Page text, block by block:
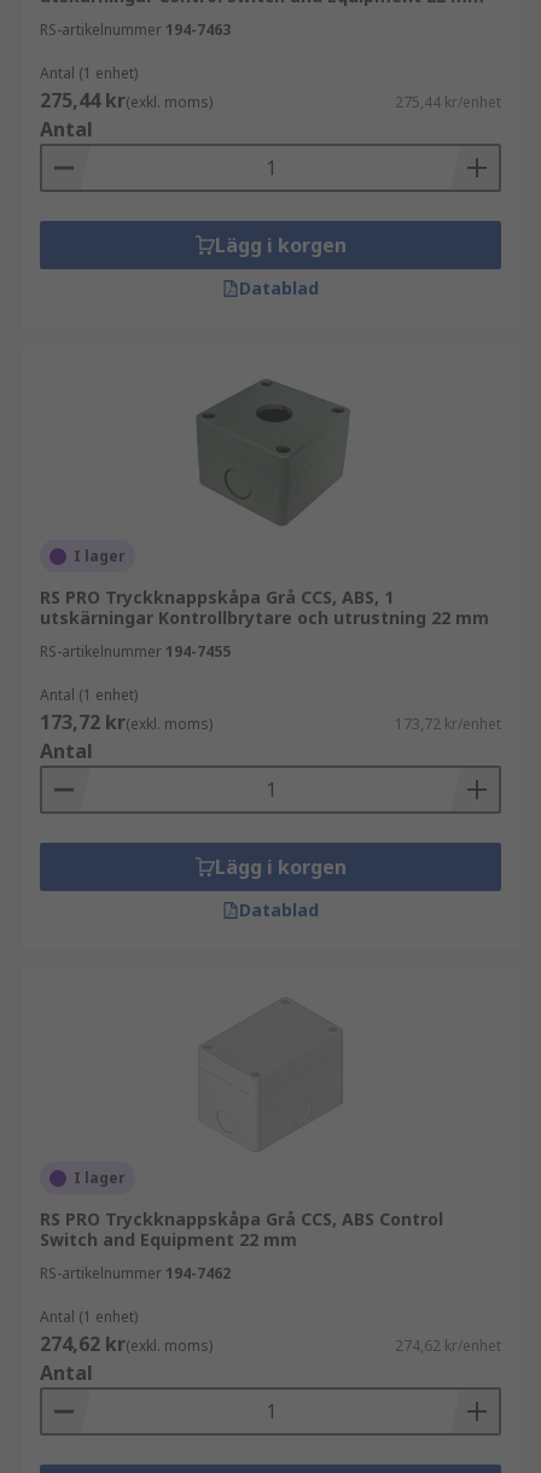
RS-artikelnummer 194-7463
Antal (1 enhet)
275,44 kr(exkl. moms) 275,44 kr/enhet
Antal
Lägg i korgen
Datablad
I lager
RS PRO Tryckknappskåpa Grå CCS, ABS, 1
utskärningar Kontrollbrytare och utrustning 22 mm
RS-artikelnummer 194-7455
Antal (1 enhet)
173,72 kr(exkl. moms) 173,72 kr/enhet
Antal
Lägg i korgen
Datablad
I lager
RS PRO Tryckknappskåpa Grå CCS, ABS Control
Switch and Equipment 22 mm
RS-artikelnummer 194-7462
Antal (1 enhet)
274,62 kr(exkl. moms) 274,62 kr/enhet
Antal